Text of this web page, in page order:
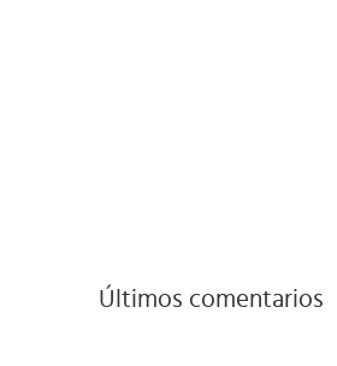
Últimos comentarios